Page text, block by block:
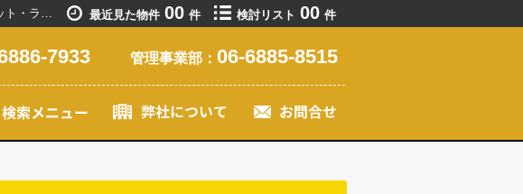
ルミエナ東三国／新大阪駅で賃貸マンションを探すなら創業20年以上のセンチュリー21ライフネット・ライブグループ 最近見た物件 00 件 検討リスト 00 件
7933 管理事業部： 06-6885-8515